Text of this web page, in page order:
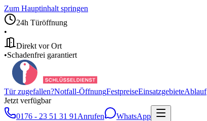
Zum Hauptinhalt springen
24h Türöffnung
•
Direkt vor Ort
•Schadenfrei garantiert
Tür zugefallen?Notfall-ÖffnungFestpreiseEinsatzgebieteAblauf
Jetzt verfügbar
0176 - 23 51 31 91 Anrufen
WhatsApp